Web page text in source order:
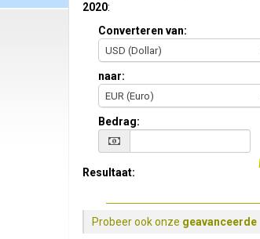
2020:
Converteren van:
USD (Dollar)
naar:
EUR (Euro)
Bedrag:
Resultaat:
Probeer ook onze geavanceerde